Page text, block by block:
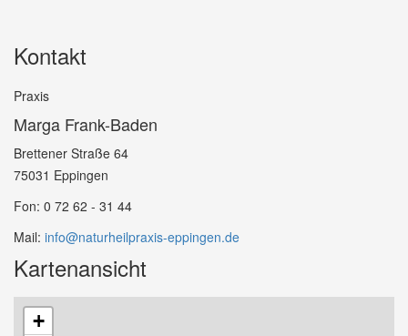
Kontakt
Praxis
Marga Frank-Baden
Brettener Straße 64
75031 Eppingen
Fon: 0 72 62 - 31 44
Mail: info@naturheilpraxis-eppingen.de
Kartenansicht
+